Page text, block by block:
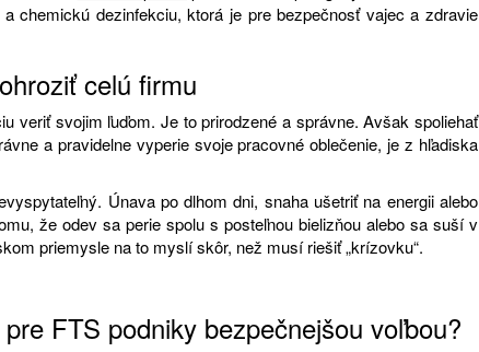
a chemickú dezinfekciu, ktorá je pre bezpečnosť vajec a zdravie
celú firmu
veriť svojim ľuďom. Je to prirodzené a správne. Avšak spoliehať
a pravidelne vyperie svoje pracovné oblečenie, je z hľadiska
Únava po dlhom dni, snaha ušetriť na energii alebo
že odev sa perie spolu s posteľnou bielizňou alebo sa suší v
priemysle na to myslí skôr, než musí riešiť „krízovku“.
FTS podniky bezpečnejšou voľbou?